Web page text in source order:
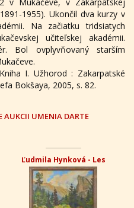
1955). Ukončil dva kurzy v
Na začiatku tridsiatych
učiteľskej akadémii.
Bol ovplyvňovaný starším
Kniha I. Užhorod : Zakarpatské
Bokšaya, 2005, s. 82.
AUKCII UMENIA DARTE
Ľudmila Hynková - Les